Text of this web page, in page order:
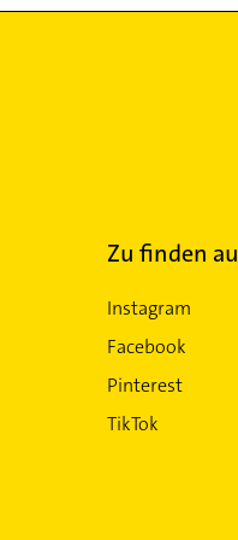
Zu finden
Instagram
Facebook
Pinterest
TikTok